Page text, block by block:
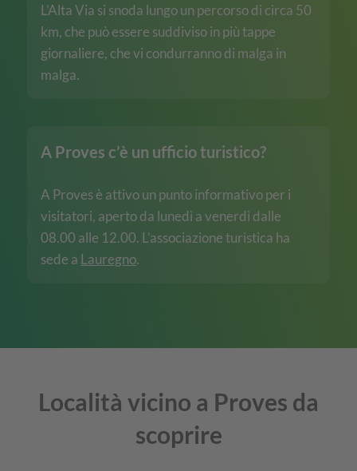
L’Alta Via si snoda lungo un percorso di circa 50
km, che può essere suddiviso in più tappe
giornaliere, che vi condurranno di malga in
malga.
A Proves c’è un ufficio turistico?
A Proves è attivo un punto informativo per i
visitatori, aperto da lunedì a venerdì dalle
08.00 alle 12.00. L’associazione turistica ha
sede a Lauregno.
Località vicino a Proves da
scoprire